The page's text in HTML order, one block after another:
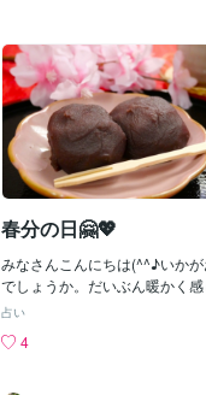
小さな魔法を、今日と明日で
しいんです。 とても簡単な奇
実際にやってみてくださいね
は、言葉にして、そして行動
叶わないからです。 （身口意
たとえば、今、コーヒーを飲
思ったら、とりあえず近くの
あるいはカフェ
ったりのエネルギー調整を♡
お過ごしください♡
春分の日🤗💖
みなさんこんにちは(^^♪いかが
でしょうか。だいぶん暖かく
日も増えてきてもう春はもう
す。23：46に迎えます。太陽が
占い
4